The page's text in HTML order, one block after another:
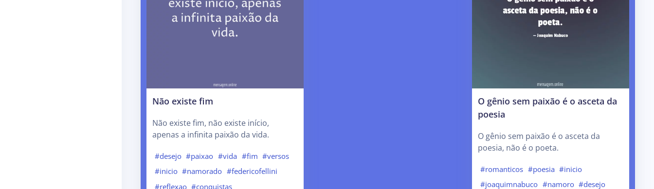
Não existe fim
Não existe fim, não existe início,
apenas a infinita paixão da vida.
#desejo #paixao #vida #fim #versos
#inicio #namorado #federicofellini
#reflexao #conquistas
O gênio sem paixão é o asceta da
poesia
O gênio sem paixão é o asceta da
poesia, não é o poeta.
#romanticos #poesia #inicio
#joaquimnabuco #namoro #desejo